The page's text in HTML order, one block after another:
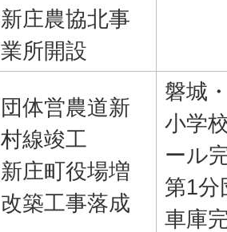
新庄農協北事
業所開設
団体営農道新
村線竣工
新庄町役場増
改築工事落成
磐城
小学
ール
第1分
車庫